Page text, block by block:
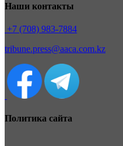
Наши контакты
+7 (708) 983-7884
tribune.press@aaca.com.kz
Политика сайта